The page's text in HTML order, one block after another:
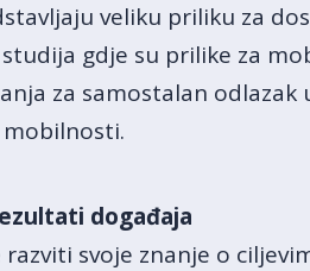
veliku priliku za
gdje su prilike za
za samostalan
događaja
razviti svoje znanje o